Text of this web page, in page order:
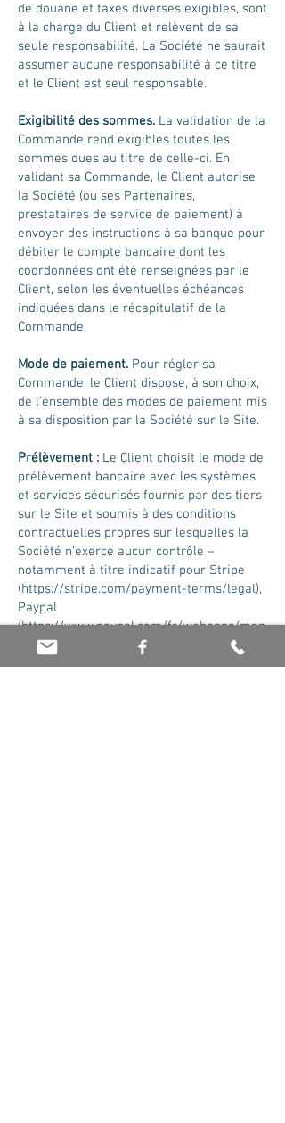
de douane et taxes diverses exigibles, sont
à la charge du Client et relèvent de sa
seule responsabilité. La Société ne saurait
assumer aucune responsabilité à ce titre
et le Client est seul responsable.
Exigibilité des sommes. La validation de la
Commande rend exigibles toutes les
sommes dues au titre de celle-ci. En
validant sa Commande, le Client autorise
la Société (ou ses Partenaires,
prestataires de service de paiement) à
envoyer des instructions à sa banque pour
débiter le compte bancaire dont les
coordonnées ont été renseignées par le
Client, selon les éventuelles échéances
indiquées dans le récapitulatif de la
Commande.
Mode de paiement. Pour régler sa
Commande, le Client dispose, à son choix,
de l'ensemble des modes de paiement mis
à sa disposition par la Société sur le Site.
Prélèvement : Le Client choisit le mode de
prélèvement bancaire avec les systèmes
et services sécurisés fournis par des tiers
sur le Site et soumis à des conditions
contractuelles propres sur lesquelles la
Société n’exerce aucun contrôle –
notamment à titre indicatif pour Stripe
(https://stripe.com/payment-terms/legal),
Paypal
(https://www.paypal.com/fr/webapps/mpp
/ua/legalhub-full?locale.x=fr_FR
Gocardless (https://gocardless.com/fr-